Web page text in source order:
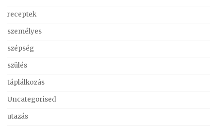
receptek
személyes
szépség
szülés
táplálkozás
Uncategorised
utazás